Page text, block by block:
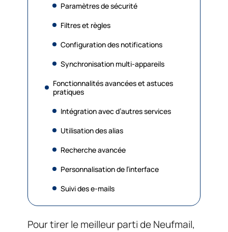
Paramètres de sécurité
Filtres et règles
Configuration des notifications
Synchronisation multi-appareils
Fonctionnalités avancées et astuces
pratiques
Intégration avec d’autres services
Utilisation des alias
Recherche avancée
Personnalisation de l’interface
Suivi des e-mails
Pour tirer le meilleur parti de Neufmail,